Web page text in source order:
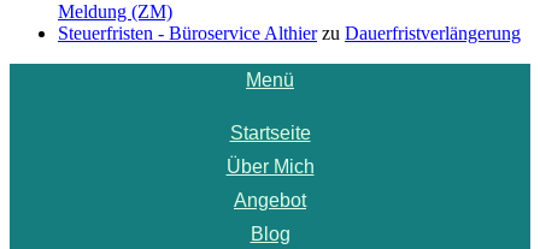
Meldung (ZM)
Steuerfristen - Büroservice Althierzu Dauerfristverlängerung
Menü
Startseite
Über Mich
Angebot
Blog